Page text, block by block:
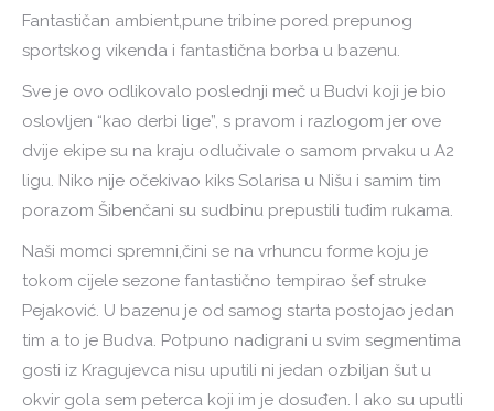
Fantastičan ambient,pune tribine pored prepunog
sportskog vikenda i fantastična borba u bazenu.
Sve je ovo odlikovalo poslednji meč u Budvi koji je bio
oslovljen “kao derbi lige”, s pravom i razlogom jer ove
dvije ekipe su na kraju odlučivale o samom prvaku u A2
ligu. Niko nije očekivao kiks Solarisa u Nišu i samim tim
porazom Šibenčani su sudbinu prepustili tuđim rukama.
Naši momci spremni,čini se na vrhuncu forme koju je
tokom cijele sezone fantastično tempirao šef struke
Pejaković. U bazenu je od samog starta postojao jedan
tim a to je Budva. Potpuno nadigrani u svim segmentima
gosti iz Kragujevca nisu uputili ni jedan ozbiljan šut u
okvir gola sem peterca koji im je dosuđen. I ako su uputli